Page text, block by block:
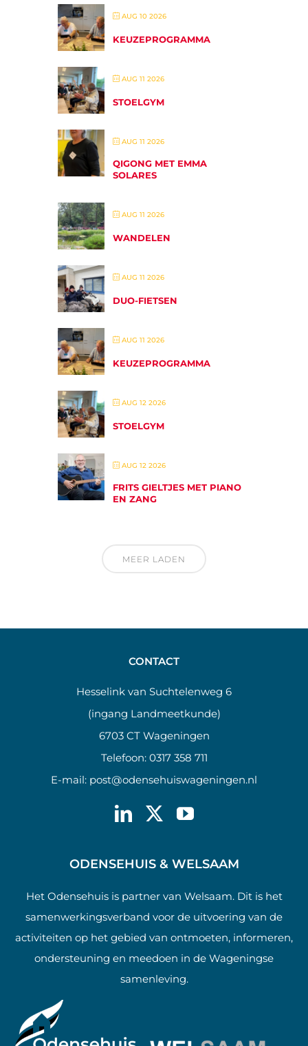
AUG 10 2026
KEUZEPROGRAMMA
AUG 11 2026
STOELGYM
AUG 11 2026
QIGONG MET EMMA
SOLARES
AUG 11 2026
WANDELEN
AUG 11 2026
DUO-FIETSEN
AUG 11 2026
KEUZEPROGRAMMA
AUG 12 2026
STOELGYM
AUG 12 2026
FRITS GIELTJES MET PIANO
EN ZANG
MEER LADEN
CONTACT
Hesselink van Suchtelenweg 6
(ingang Landmeetkunde)
6703 CT Wageningen
Telefoon: 0317 358 711
E-mail: post@odensehuiswageningen.nl
ODENSEHUIS & WELSAAM
Het Odensehuis is partner van Welsaam. Dit is het
samenwerkingsverband voor de uitvoering van de
activiteiten op het gebied van ontmoeten, informeren,
ondersteuning en meedoen in de Wageningse
samenleving.